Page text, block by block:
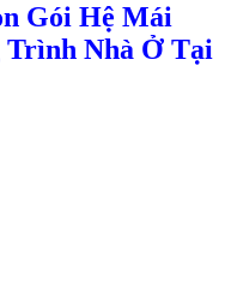
Gói Hệ Mái
Trình Nhà Ở Tại